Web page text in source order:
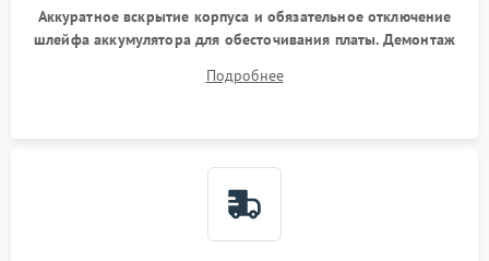
Аккуратное вскрытие корпуса и обязательное отключение
шлейфа аккумулятора для обесточивания платы. Демонтаж
высохшей термопасты с кристаллов чипов.
Подробнее